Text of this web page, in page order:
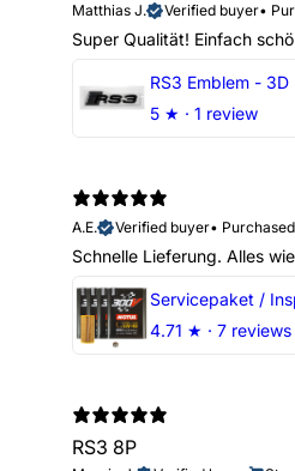
Matthias J.
Verified buyer•
Super Qualität! Einfach
5 ★ · 1 review
A.E.
Verified buyer•
Schnelle Lieferung. Alles
4.71 ★ · 7 reviews
RS3 8P